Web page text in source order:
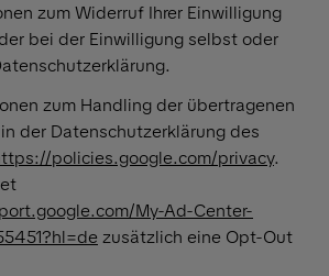
zum Widerruf Ihrer Einwilligung
bei der Einwilligung selbst oder
zum Handling der übertragenen
der Datenschutzerklärung des
policies.google.com/privacy.
My-Ad-Center-
zusätzlich eine Opt-Out